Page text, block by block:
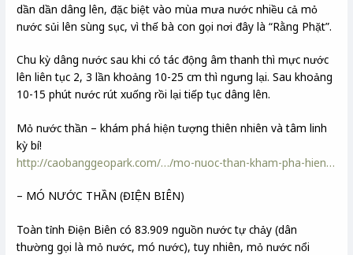
dần dần dâng lên, đặc biệt vào mùa mưa nước nhiều cả mỏ
nước sủi lên sùng sục, vì thế bà con gọi nơi đây là “Rằng Phặt”.
Chu kỳ dâng nước sau khi có tác động âm thanh thì mực nước
lên liên tục 2, 3 lần khoảng 10-25 cm thì ngưng lại. Sau khoảng
10-15 phút nước rút xuống rồi lại tiếp tục dâng lên.
Mỏ nước thần – khám phá hiện tượng thiên nhiên và tâm linh
kỳ bí!
http://caobanggeopark.com/…/mo-nuoc-than-kham-pha-hien…
– MÓ NƯỚC THẦN (ĐIỆN BIÊN)
Toàn tỉnh Điện Biên có 83.909 nguồn nước tự chảy (dân
thường gọi là mỏ nước, mó nước), tuy nhiên, mỏ nước nổi